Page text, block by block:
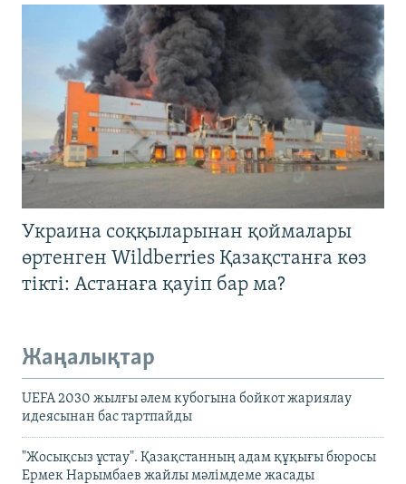
Украина соққыларынан қоймалары
өртенген Wildberries Қазақстанға көз
тікті: Астанаға қауіп бар ма?
Жаңалықтар
UEFA 2030 жылғы әлем кубогына бойкот жариялау
идеясынан бас тартпайды
"Жосықсыз ұстау". Қазақстанның адам құқығы бюросы
Ермек Нарымбаев жайлы мәлімдеме жасады